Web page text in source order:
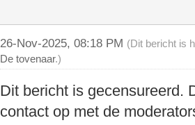
26-Nov-2025, 08:18 PM (Dit bericht is
De tovenaar.)
Dit bericht is gecensureerd.
contact op met de